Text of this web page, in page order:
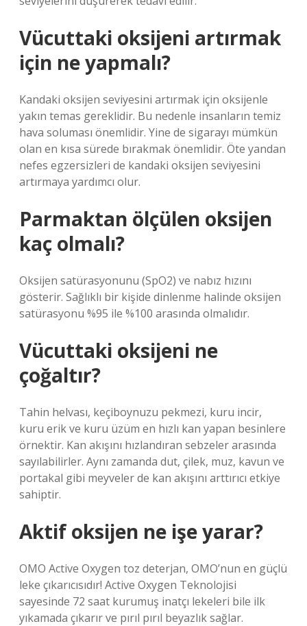
Vücuttaki oksijeni artırmak
için ne yapmalı?
Kandaki oksijen seviyesini artırmak için oksijenle
yakın temas gereklidir. Bu nedenle insanların temiz
hava soluması önemlidir. Yine de sigarayı mümkün
olan en kısa sürede bırakmak önemlidir. Öte yandan
nefes egzersizleri de kandaki oksijen seviyesini
artırmaya yardımcı olur.
Parmaktan ölçülen oksijen
kaç olmalı?
Oksijen satürasyonunu (SpO2) ve nabız hızını
gösterir. Sağlıklı bir kişide dinlenme halinde oksijen
satürasyonu %95 ile %100 arasında olmalıdır.
Vücuttaki oksijeni ne
çoğaltır?
Tahin helvası, keçiboynuzu pekmezi, kuru incir,
kuru erik ve kuru üzüm en hızlı kan yapan besinlere
örnektir. Kan akışını hızlandıran sebzeler arasında
sayılabilirler. Aynı zamanda dut, çilek, muz, kavun ve
portakal gibi meyveler de kan akışını arttırıcı etkiye
sahiptir.
Aktif oksijen ne işe yarar?
OMO Active Oxygen toz deterjan, OMO’nun en güçlü
leke çıkarıcısıdır! Active Oxygen Teknolojisi
sayesinde 72 saat kurumuş inatçı lekeleri bile ilk
yıkamada çıkarır ve pırıl pırıl beyazlık sağlar.